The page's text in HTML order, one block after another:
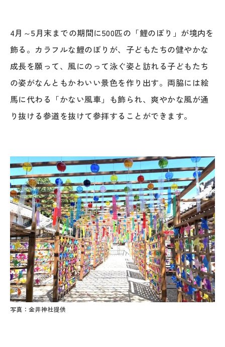
4月～5月末までの期間に500匹の「鯉のぼり」が境内を
飾る。カラフルな鯉のぼりが、子どもたちの健やかな
成長を願って、風にのって泳ぐ姿と訪れる子どもたち
の姿がなんともかわいい景色を作り出す。両脇には絵
馬に代わる「かない風車」も飾られ、爽やかな風が通
り抜ける参道を抜けて参拝することができます。
写真：金井神社提供